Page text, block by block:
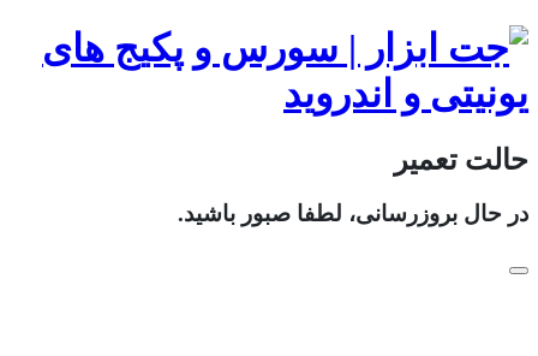
حالت تعمیر
در حال بروزرسانی، لطفا صبور باشید.